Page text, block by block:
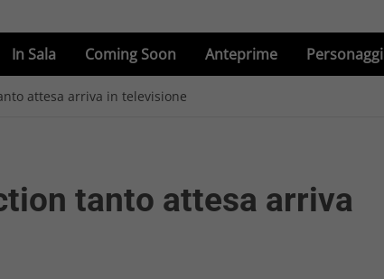
In Sala Coming Soon Anteprime Personaggi
attesa arriva in televisione
tanto attesa arriva